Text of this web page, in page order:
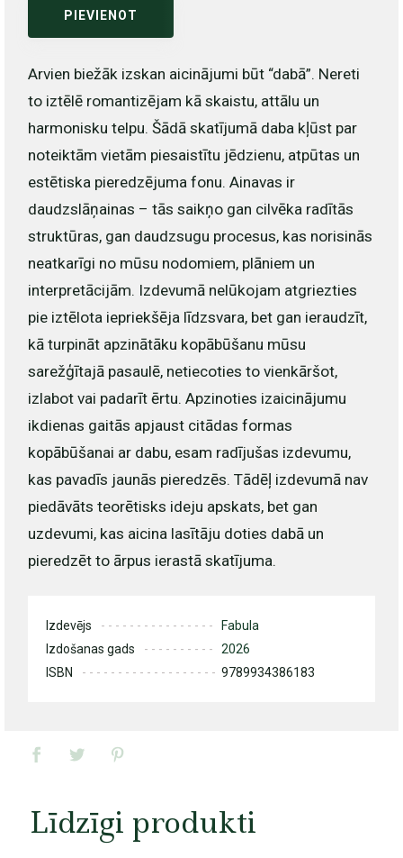
PIEVIENOT
Arvien biežāk izskan aicinājumi būt “dabā”. Nereti
to iztēlē romantizējam kā skaistu, attālu un
harmonisku telpu. Šādā skatījumā daba kļūst par
noteiktām vietām piesaistītu jēdzienu, atpūtas un
estētiska pieredzējuma fonu. Ainavas ir
daudzslāņainas – tās saikņo gan cilvēka radītās
struktūras, gan daudzsugu procesus, kas norisinās
neatkarīgi no mūsu nodomiem, plāniem un
interpretācijām. Izdevumā nelūkojam atgriezties
pie iztēlota iepriekšēja līdzsvara, bet gan ieraudzīt,
kā turpināt apzinātāku kopābūšanu mūsu
sarežģītajā pasaulē, netiecoties to vienkāršot,
izlabot vai padarīt ērtu. Apzinoties izaicinājumu
ikdienas gaitās apjaust citādas formas
kopābūšanai ar dabu, esam radījušas izdevumu,
kas pavadīs jaunās pieredzēs. Tādēļ izdevumā nav
piedāvāts teorētisks ideju apskats, bet gan
uzdevumi, kas aicina lasītāju doties dabā un
pieredzēt to ārpus ierastā skatījuma.
Izdevējs
Fabula
Izdošanas gads
2026
ISBN
9789934386183
Līdzīgi produkti